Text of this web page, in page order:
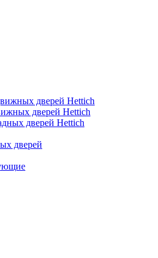
дверей Hettich
дверей Hettich
дверей Hettich
дверей